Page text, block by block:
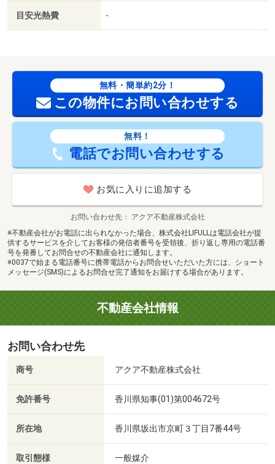
目安光熱費 -
無料・簡単約2分！
この物件にお問い合わせする
無料！
電話でお問い合わせする
お気に入りに追加する
お問い合わせ先
アクア不動産株式会社
※不動産会社がお電話に出られなかった場合、株式会社LIFULLは電話会社が提
供するサービスを介してお客様の発信者番号を受領後、折り返し専用の電話番
号を発番してお問合せの不動産会社に通知します。
※0037で始まる電話番号に携帯電話からお問合せいただいた方には、ショート
メッセージ(SMS)によるお問合せ完了通知をお届けする場合があります。
不動産会社情報
お問い合わせ先
商号 アクア不動産株式会社
免許番号 香川県知事(01)第004672号
所在地 香川県坂出市京町３丁目7番44号
取引態様 一般媒介